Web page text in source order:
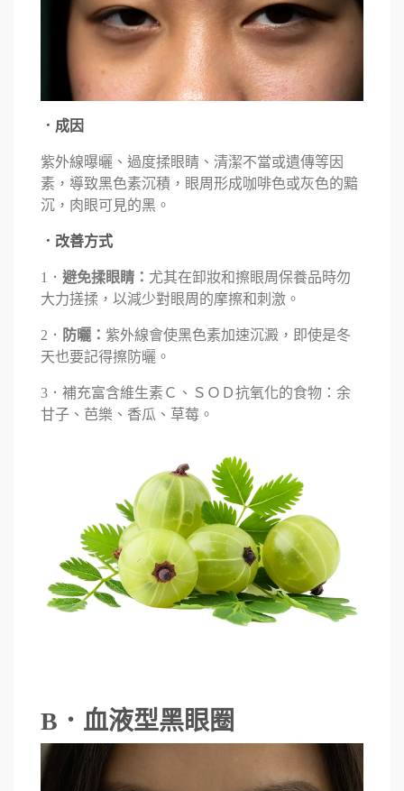
．成因
紫外線曝曬、過度揉眼睛、清潔不當或遺傳等因
素，導致黑色素沉積，眼周形成咖啡色或灰色的黯
沉，肉眼可見的黑。
．改善方式
1． 避免揉眼睛： 尤其在卸妝和擦眼周保養品時勿
大力搓揉，以減少對眼周的摩擦和刺激。
2． 防曬： 紫外線會使黑色素加速沉澱，即使是冬
天也要記得擦防曬。
3．補充富含維生素Ｃ、ＳＯＤ抗氧化的食物：余
甘子、芭樂、香瓜、草莓。
B．血液型黑眼圈